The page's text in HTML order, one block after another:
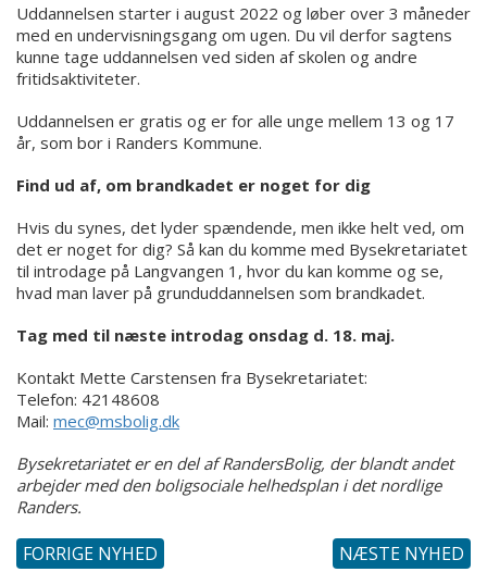
Uddannelsen starter i august 2022 og løber over 3 måneder
med en undervisningsgang om ugen. Du vil derfor sagtens
kunne tage uddannelsen ved siden af skolen og andre
fritidsaktiviteter.
Uddannelsen er gratis og er for alle unge mellem 13 og 17
år, som bor i Randers Kommune.
Find ud af, om brandkadet er noget for dig
Hvis du synes, det lyder spændende, men ikke helt ved, om
det er noget for dig? Så kan du komme med Bysekretariatet
til introdage på Langvangen 1, hvor du kan komme og se,
hvad man laver på grunduddannelsen som brandkadet.
Tag med til næste introdag onsdag d. 18. maj.
Kontakt Mette Carstensen fra Bysekretariatet:
Telefon: 42148608
Mail: mec@msbolig.dk
Bysekretariatet er en del af RandersBolig, der blandt andet
arbejder med den boligsociale helhedsplan i det nordlige
Randers.
FORRIGE NYHED NÆSTE NYHED